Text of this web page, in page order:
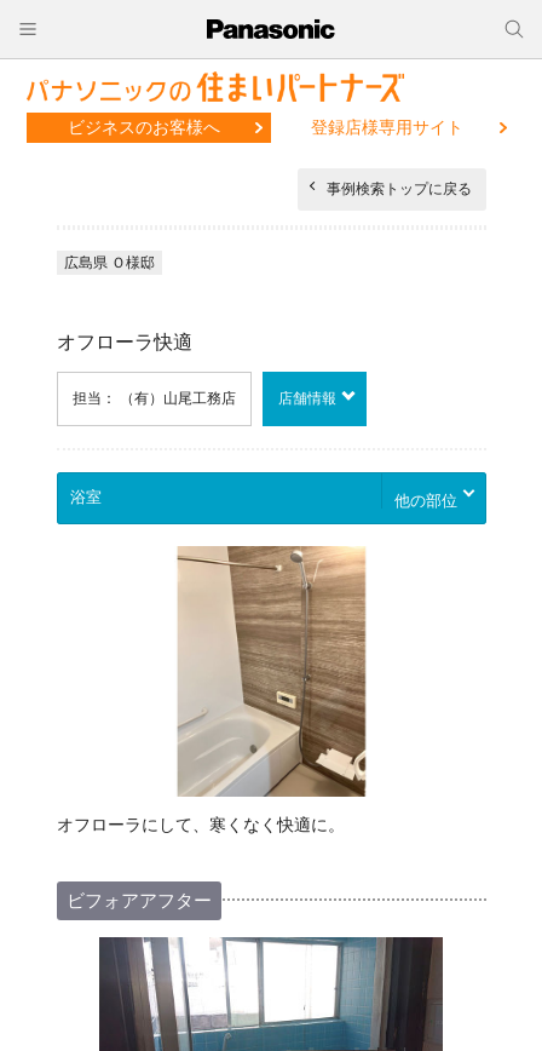
ビジネスのお客様へ 登録店様専用サイト
事例検索トップに戻る
広島県 Ｏ様邸
オフローラ快適
担当： （有）山尾工務店 店舗情報
他の部位
オフローラにして、寒くなく快適に。
ビフォアアフター